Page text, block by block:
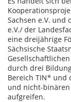
Sachsen e.V. und
e.V./ der
eine dreijährige
Sächsische
durch drei
Bereich TIN* und
und nicht-binären
aufgreifen.